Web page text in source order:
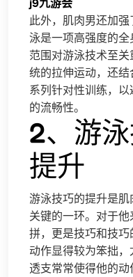
此外，肌肉男还加
泳是一项高强度的
范围对游泳技术至
统的拉伸运动，还
系列针对性训练，
的流畅性。
2、游
提升
游泳技巧的提升是
关键的一环。对于
拼，更是技巧和技
动作显得较为笨拙
透支常常使得他的